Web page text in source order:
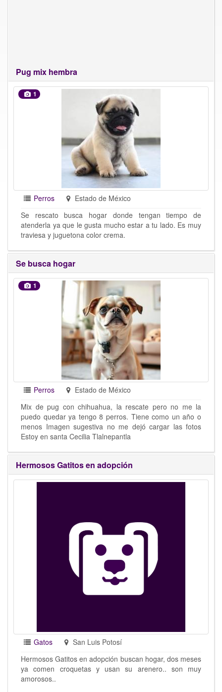
Pug mix hembra
1
Perros
Estado de México
Se rescato busca hogar donde tengan tiempo de
atenderla ya que le gusta mucho estar a tu lado. Es muy
traviesa y juguetona color crema.
Se busca hogar
1
Perros
Estado de México
Mix de pug con chihuahua, la rescate pero no me la
puedo quedar ya tengo 8 perros. Tiene como un año o
menos Imagen sugestiva no me dejó cargar las fotos
Estoy en santa Cecilia Tlalnepantla
Hermosos Gatitos en adopción
Gatos
San Luis Potosí
Hermosos Gatitos en adopción buscan hogar, dos meses
ya comen croquetas y usan su arenero.. son muy
amorosos..